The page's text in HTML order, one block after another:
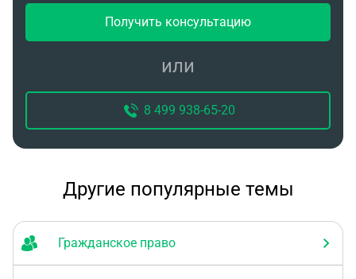
делать? И что это меняет? В Острогожске я там
не проживаю и не прописан, а там только есть
проверял где я проживал, а теперь упёртый
ответчик всё равно настаивает на отмену
Получить консультацию
или
8 499 938-65-20
Другие популярные темы
Гражданское право